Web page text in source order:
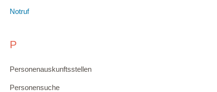
Notruf
P
Personenauskunftsstellen
Personensuche